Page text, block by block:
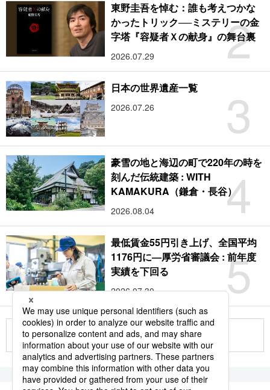
2
東野圭吾を悼む：誰も考えつかな
かったトリック──ミステリーの金
字塔『容疑者Ｘの献身』の舞台裏
2026.07.29
3
日本の世界遺産一覧
2026.07.26
4
豪雪の地と海辺の町で220年の時を
刻んだ伝統建築 : WITH
KAMAKURA（鎌倉・長谷）
2026.08.04
5
最低賃金55円引き上げ、全国平均
1176円に―厚労省審議会 : 前年度
実績を下回る
2026.07.30
もっと見る